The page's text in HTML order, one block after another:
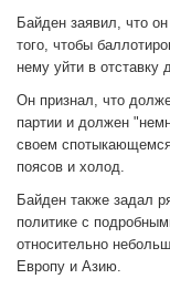
Байден заявил, что
того, чтобы
нему уйти в отставку
Он признал, что
партии и должен
своем
поясов и холод.
Байден также задал
политике с
относительно
Европу и Азию.